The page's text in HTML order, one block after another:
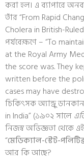
করা হল। এ ব্যাপারে
তাঁর “From Rapid
Cholera in British-
পর্যবেক্ষণে – “To
at the Royal Army
the score was. They
written before the
cases may have
চিকিৎসক অ্যান্ড্রু
in India” (১৯০২ সালে
নিজস্ব অভিজ্ঞতা থেকে
“মেডিক্যাল-স্টেট-
আর কি আছে?